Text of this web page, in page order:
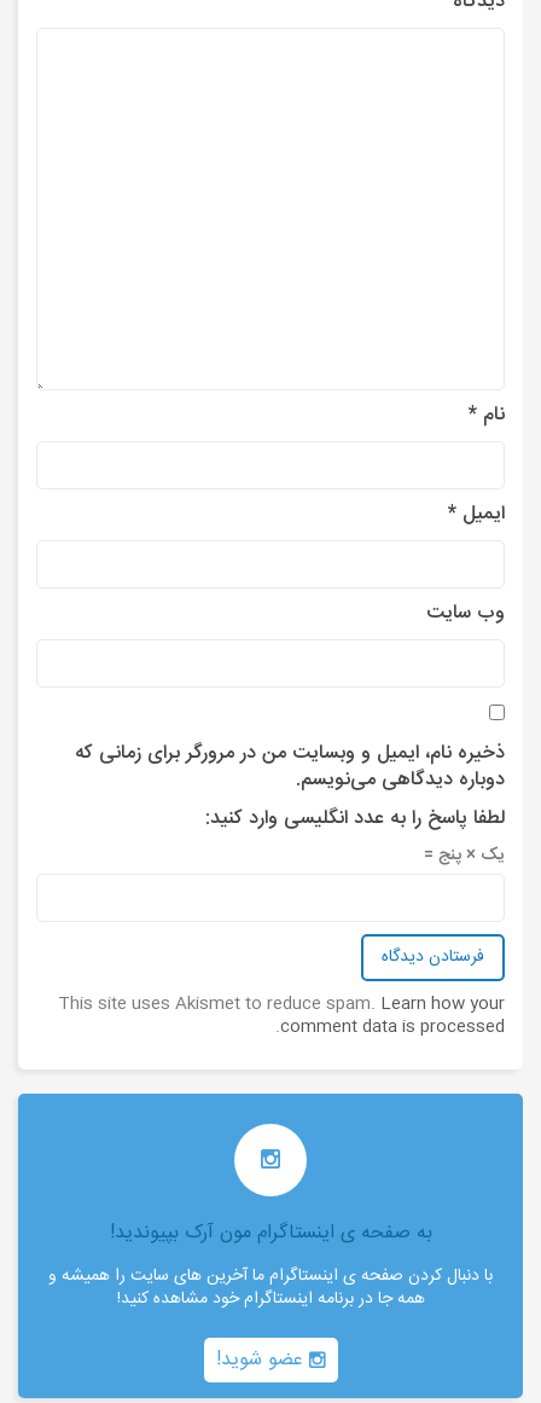
نام *
ایمیل *
وب‌ سایت
ذخیره نام، ایمیل و وبسایت من در مرورگر برای زمانی که
دوباره دیدگاهی می‌نویسم.
لطفا پاسخ را به عدد انگلیسی وارد کنید:
یک × پنج =
This site uses Akismet to reduce spam. Learn how your
comment data is processed
.
به صفحه ی اینستاگرام مون آرک بپیوندید!
با دنبال کردن صفحه ی اینستاگرام ما آخرین های سایت را همیشه و
همه جا در برنامه اینستاگرام خود مشاهده کنید!
عضو شوید!